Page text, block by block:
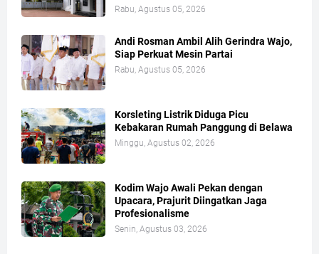
Rabu, Agustus 05, 2026
Andi Rosman Ambil Alih Gerindra Wajo,
Siap Perkuat Mesin Partai
Rabu, Agustus 05, 2026
Korsleting Listrik Diduga Picu
Kebakaran Rumah Panggung di Belawa
Minggu, Agustus 02, 2026
Kodim Wajo Awali Pekan dengan
Upacara, Prajurit Diingatkan Jaga
Profesionalisme
Senin, Agustus 03, 2026